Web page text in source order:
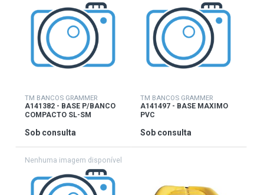
TM BANCOS GRAMMER
A141382 - BASE P/BANCO
COMPACTO SL-SM
Sob consulta
TM BANCOS GRAMMER
A141497 - BASE MAXIMO
PVC
Sob consulta